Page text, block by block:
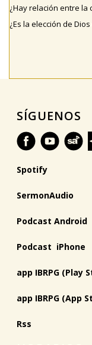
¿Hay relación entre la
¿Es la elección de
SÍGUENOS
Spotify
SermonAudio
Podcast Android
Podcast iPhone
app IBRPG (Play
app IBRPG (App
Rss